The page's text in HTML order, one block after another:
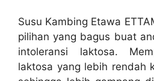
Susu Kambing Etawa
pilihan yang bagus buat
intoleransi laktosa.
laktosa yang lebih rendah